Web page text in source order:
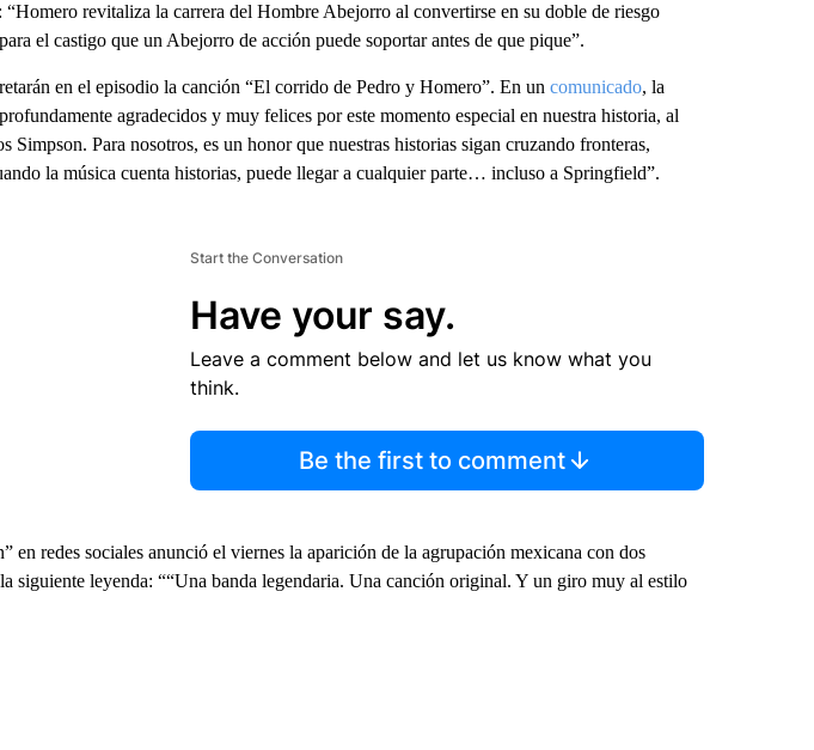
“Homero revitaliza la carrera del Hombre Abejorro al convertirse en su doble de riesgo
el castigo que un Abejorro de acción puede soportar antes de que pique”.
en el episodio la canción “El corrido de Pedro y Homero”. En un comunicado, la
agradecidos y muy felices por este momento especial en nuestra historia, al
Simpson. Para nosotros, es un honor que nuestras historias sigan cruzando fronteras,
la música cuenta historias, puede llegar a cualquier parte… incluso a Springfield”.
Start the Conversation
Have your say.
Leave a comment below and let us know what you
think.
Be the first to comment
en redes sociales anunció el viernes la aparición de la agrupación mexicana con dos
siguiente leyenda: ““Una banda legendaria. Una canción original. Y un giro muy al estilo